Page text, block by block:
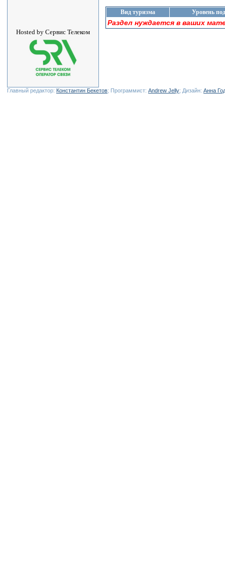
Hosted by Сервис Телеком
Вид туризма Уровень
Раздел нуждается в ваших
Главный редактор: Константин Бекетов; Программист: Andrew Jelly; Дизайн: Анна